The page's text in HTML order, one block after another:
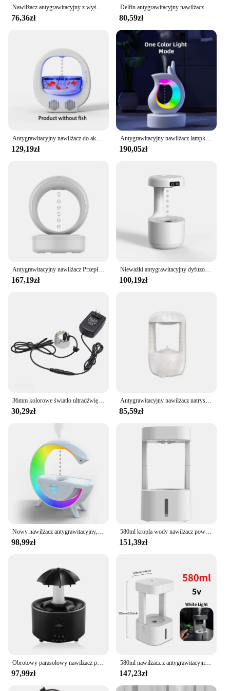
Nawilżacz antygrawitacyjny z wyświetlaczem zegara LED, nawilżacz z pływającą kropelką wody - do wystroju domu
76,36zł
Delfin antygrawitacyjny nawilżacz z kroplą wody głośnik Bluetooth, nawilżacz w kolorze światła, kolorowe światła, -dla Home Deco, prezent
80,59zł
Antygrawitacyjny nawilżacz do akwarium z kroplą wody, maszyna do aromaterapii, głośnik Bluetooth, światło otoczenia - dekoracje do domowego biura
129,19zł
Antygrawitacyjny nawilżacz lampka nocna do spania sportowy głośnik Bluetooth muzyka kropla wody przepływ wsteczny kreatywny atomizer do palców orchidei
190,05zł
Antygrawitacyjny nawilżacz Przepływ wsteczny Antygrawitacyjne kropelki wody Przepływ mgły Nawilżacz
167,19zł
Nieważki antygrawitacyjny dyfuzor olejków eterycznych 800Ml kropla wody nawilżacz powietrza lampka nocna opryskiwacz lampy biurkowe dekoracje
100,19zł
30,29zł
Antygrawitacyjny nawilżacz natryskowy kropla wody refluks anty-suchy spalanie maszyna do aromaterapii Mini ultradźwiękowy nawilżacz powietrza
85,59zł
98,99zł
580ml kropla wody nawilżacz powietrza antygrawitacyjny ultradźwiękowy generator chłodnej mgiełki nieważki opryskiwacz z nawilżaczem LED z lampką nocną
151,39zł
97,99zł
580ml nawilżacz z antygrawitacyjną kroplą wody z nastrojowe oświetlenie przenośne elektryczne nawilżaczem o niskim poziomie hałasu do sypialni w biurze domowym
147,23zł